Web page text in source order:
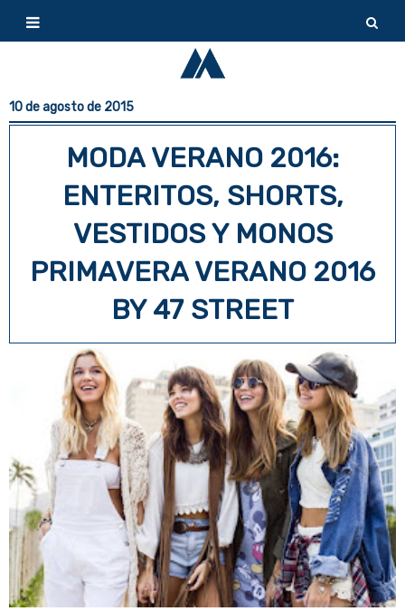
10 de agosto de 2015
MODA VERANO 2016:
ENTERITOS, SHORTS,
VESTIDOS Y MONOS
PRIMAVERA VERANO 2016
BY 47 STREET